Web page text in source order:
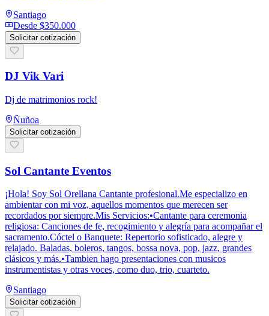
Santiago
Desde $350.000
Solicitar cotización
DJ Vik Vari
Dj de matrimonios rock!
Ñuñoa
Solicitar cotización
Sol Cantante Eventos
¡Hola! Soy Sol Orellana Cantante profesional.Me especializo en
ambientar con mi voz, aquellos momentos que merecen ser
recordados por siempre.Mis Servicios:•Cantante para ceremonia
religiosa: Canciones de fe, recogimiento y alegría para acompañar el
sacramento.Cóctel o Banquete: Repertorio sofisticado, alegre y
relajado. Baladas, boleros, tangos, bossa nova, pop, jazz, grandes
clásicos y más.•Tambien hago presentaciones con musicos
instrumentistas y otras voces, como duo, trio, cuarteto.
Santiago
Solicitar cotización